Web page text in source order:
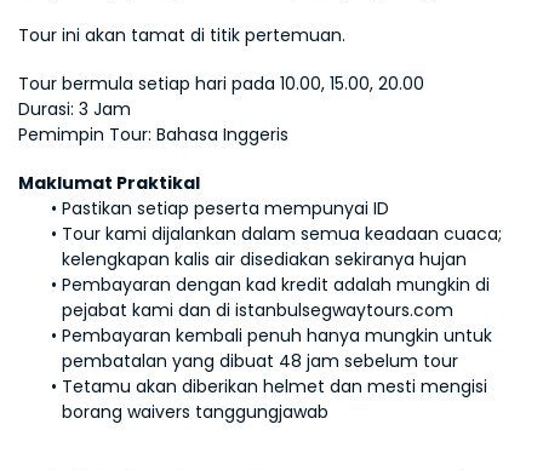
Tour ini akan tamat di titik pertemuan.
Tour bermula setiap hari pada 10.00, 15.00, 20.00
Durasi: 3 Jam
Pemimpin Tour: Bahasa Inggeris
Maklumat Praktikal
Pastikan setiap peserta mempunyai ID
Tour kami dijalankan dalam semua keadaan cuaca;
kelengkapan kalis air disediakan sekiranya hujan
Pembayaran dengan kad kredit adalah mungkin di
pejabat kami dan di istanbulsegwaytours.com
Pembayaran kembali penuh hanya mungkin untuk
pembatalan yang dibuat 48 jam sebelum tour
Tetamu akan diberikan helmet dan mesti mengisi
borang waivers tanggungjawab